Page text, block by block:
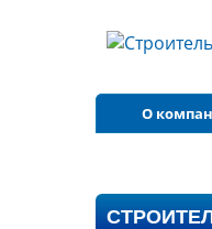
О